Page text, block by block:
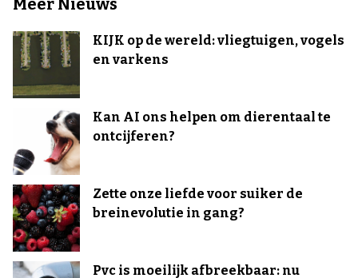
Meer Nieuws
KIJK op de wereld: vliegtuigen, vogels
en varkens
Kan AI ons helpen om dierentaal te
ontcijferen?
Zette onze liefde voor suiker de
breinevolutie in gang?
Pvc is moeilijk afbreekbaar: nu